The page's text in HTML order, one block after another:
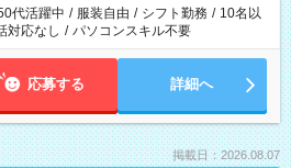
。
代活躍中 / 服装自由 / シフト勤務 / 10名以
対応なし / パソコンスキル不要
応募する 詳細へ
掲載日：2026.08.07